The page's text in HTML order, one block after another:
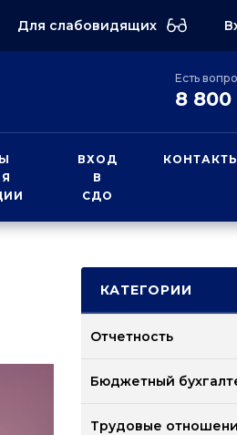
Для слабовидящих
Есть
8 800
ВХОД
В
СДО
КАТЕГОРИИ
Отчетность
Бюджетный
Трудовые